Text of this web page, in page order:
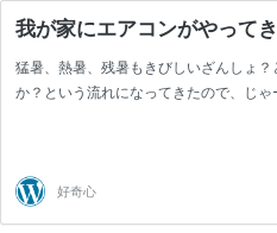
我が家にエアコンがやって
猛暑、熱暑、残暑もきびしいざんしょ
か？という流れになってきたので、じ
好奇心